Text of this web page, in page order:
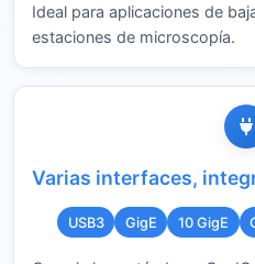
Ideal para aplicaciones de
estaciones de microscopía.
Varias interfaces,
USB3 GigE 10 GigE